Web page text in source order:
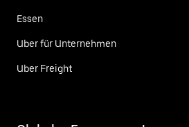
Essen
Uber für Unternehmen
Uber Freight